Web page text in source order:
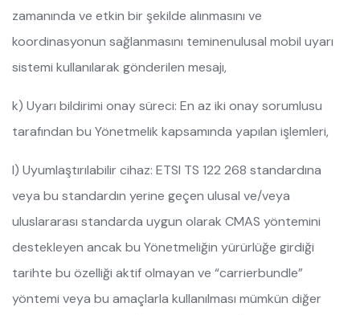
zamanında ve etkin bir şekilde alınmasını ve
koordinasyonun sağlanmasını teminenulusal mobil uyarı
sistemi kullanılarak gönderilen mesajı,
k) Uyarı bildirimi onay süreci: En az iki onay sorumlusu
tarafından bu Yönetmelik kapsamında yapılan işlemleri,
l) Uyumlaştırılabilir cihaz: ETSI TS 122 268 standardına
veya bu standardın yerine geçen ulusal ve/veya
uluslararası standarda uygun olarak CMAS yöntemini
destekleyen ancak bu Yönetmeliğin yürürlüğe girdiği
tarihte bu özelliği aktif olmayan ve “carrierbundle”
yöntemi veya bu amaçlarla kullanılması mümkün diğer